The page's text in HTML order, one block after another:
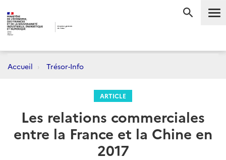
Accueil Trésor-Info
ARTICLE
Les relations commerciales
entre la France et la Chine en
2017